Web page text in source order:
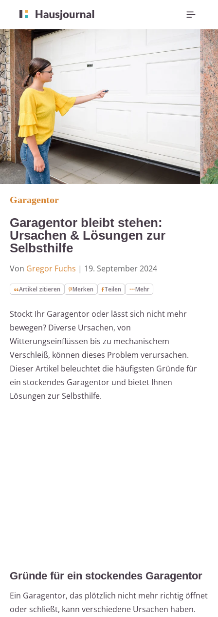
Garagentor
Garagentor bleibt stehen:
Ursachen & Lösungen zur
Selbsthilfe
Von Gregor Fuchs | 19. September 2024
Artikel zitieren Merken Teilen Mehr
Stockt Ihr Garagentor oder lässt sich nicht mehr
bewegen? Diverse Ursachen, von
Witterungseinflüssen bis zu mechanischem
Verschleiß, können dieses Problem verursachen.
Dieser Artikel beleuchtet die häufigsten Gründe für
ein stockendes Garagentor und bietet Ihnen
Lösungen zur Selbsthilfe.
Gründe für ein stockendes Garagentor
Ein Garagentor, das plötzlich nicht mehr richtig öffnet
oder schließt, kann verschiedene Ursachen haben.